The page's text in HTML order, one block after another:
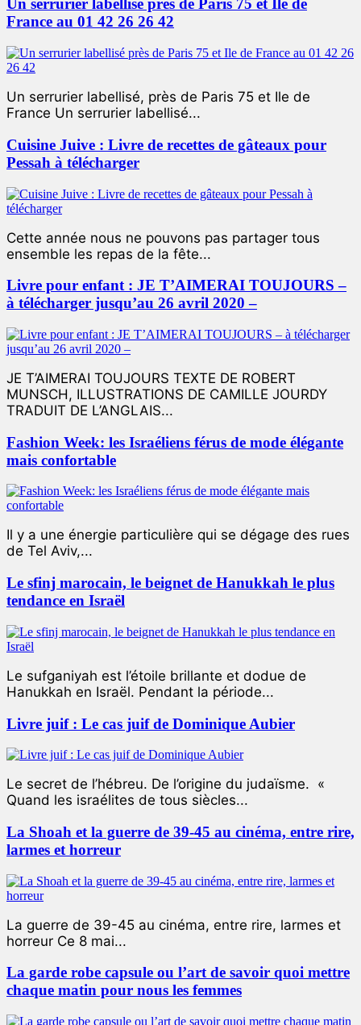
Un serrurier labellisé près de Paris 75 et Ile de
France au 01 42 26 26 42
Un serrurier labellisé, près de Paris 75 et Ile de
France Un serrurier labellisé...
Cuisine Juive : Livre de recettes de gâteaux pour
Pessah à télécharger
Cette année nous ne pouvons pas partager tous
ensemble les repas de la fête...
Livre pour enfant : JE T’AIMERAI TOUJOURS –
à télécharger jusqu’au 26 avril 2020 –
JE T’AIMERAI TOUJOURS TEXTE DE ROBERT
MUNSCH, ILLUSTRATIONS DE CAMILLE JOURDY
TRADUIT DE L’ANGLAIS...
Fashion Week: les Israéliens férus de mode élégante
mais confortable
Il y a une énergie particulière qui se dégage des rues
de Tel Aviv,...
Le sfinj marocain, le beignet de Hanukkah le plus
tendance en Israël
Le sufganiyah est l’étoile brillante et dodue de
Hanukkah en Israël. Pendant la période...
Livre juif : Le cas juif de Dominique Aubier
Le secret de l’hébreu. De l’origine du judaïsme. «
Quand les israélites de tous siècles...
La Shoah et la guerre de 39-45 au cinéma, entre rire,
larmes et horreur
La guerre de 39-45 au cinéma, entre rire, larmes et
horreur Ce 8 mai...
La garde robe capsule ou l’art de savoir quoi mettre
chaque matin pour nous les femmes